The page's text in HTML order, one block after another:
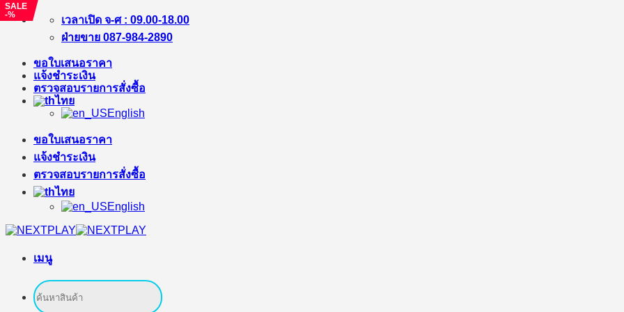
ข้าม
เนื้อหา
เวลาเปิด จ-ศ : 09.00-18.00
ฝ่ายขาย 087-984-2890
ขอใบเสนอราคา
แจ้งชำระเงิน
ตรวจสอบรายการสั่งซื้อ
ไทย
English
ขอใบเสนอราคา
แจ้งชำระเงิน
ตรวจสอบรายการสั่งซื้อ
ไทย
English
เมนู
ค้นหา:
SALE
-%